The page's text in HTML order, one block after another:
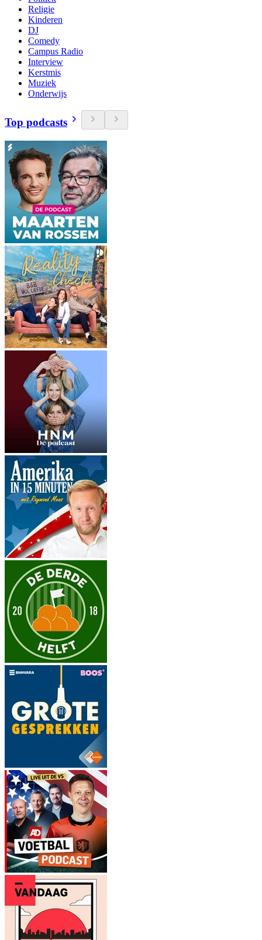
Religie
Kinderen
DJ
Comedy
Campus Radio
Interview
Kerstmis
Muziek
Onderwijs
Top podcasts